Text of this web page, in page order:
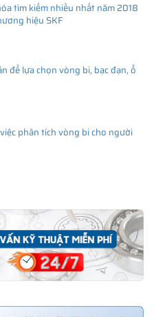
tìm kiếm nhiều nhất năm 2018
hiệu SKF
để lựa chọn vòng bi, bạc đạn, ổ
phân tích vòng bi cho người